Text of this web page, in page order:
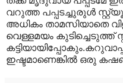
വറുത്ത പപ്പടച്ചുരുള്‍
അധികം താമസിയാതെ
വെള്ളമയം കുടിച്ചെടുത്ത്
ഇഷ്ടമാണെങ്കില്‍ ഒരു